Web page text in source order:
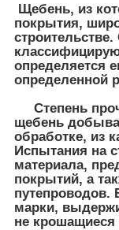
Щебень, из
покрытия,
определяется
определенной
Степень
щебень
обработке, из
Испытания на
материала,
покрытий, а
путепроводов.
марки,
не